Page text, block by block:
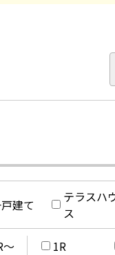
建て
テラスハ
ス
～
1R